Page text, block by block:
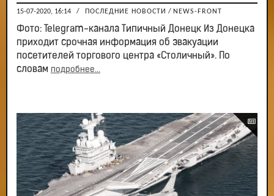
15-07-2020, 16:14 / ПОСЛЕДНИЕ НОВОСТИ / NEWS-FRONT
Фото: Telegram-канала Типичный Донецк Из Донецка
приходит срочная информация об эвакуации
посетителей торгового центра «Столичный». По
словам подробнее...